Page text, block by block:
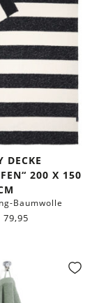
DECKE
200 X 150
Baumwolle
79,95